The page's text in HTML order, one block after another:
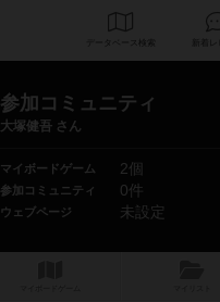
データベース
参加コミュニティ
大塚健吾 さん
マイボードゲーム 2個
参加コミュニティ 0件
ウェブページ 未設定